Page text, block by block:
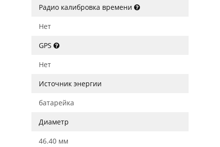
Радио калибровка времени
Нет
GPS
Нет
Источник энергии
батарейка
Диаметр
46.40 мм